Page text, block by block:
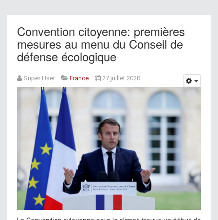
Convention citoyenne: premières
mesures au menu du Conseil de
défense écologique
Super User France 27 juillet 2020